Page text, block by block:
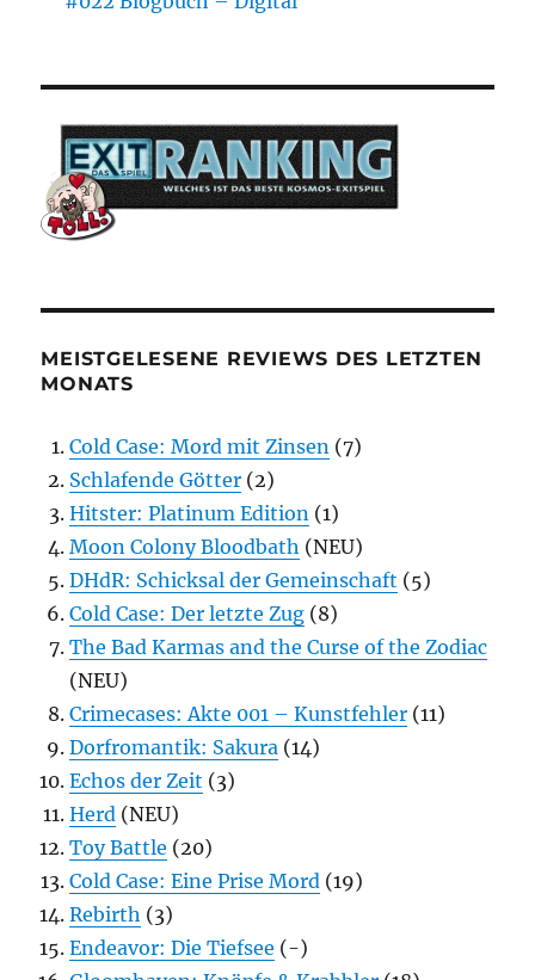
MEISTGELESENE REVIEWS DES LETZTEN
MONATS
Cold Case: Mord mit Zinsen (7)
Schlafende Götter (2)
Hitster: Platinum Edition (1)
Moon Colony Bloodbath (NEU)
DHdR: Schicksal der Gemeinschaft (5)
Cold Case: Der letzte Zug (8)
The Bad Karmas and the Curse of the Zodiac
(NEU)
Crimecases: Akte 001 – Kunstfehler (11)
Dorfromantik: Sakura (14)
Echos der Zeit (3)
Herd (NEU)
Toy Battle (20)
Cold Case: Eine Prise Mord (19)
Rebirth (3)
Endeavor: Die Tiefsee (-)